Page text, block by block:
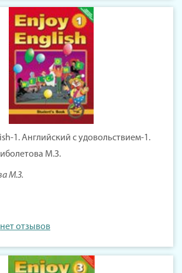
1. Английский с удовольствием-1.
М.З.
М.З.
нет отзывов